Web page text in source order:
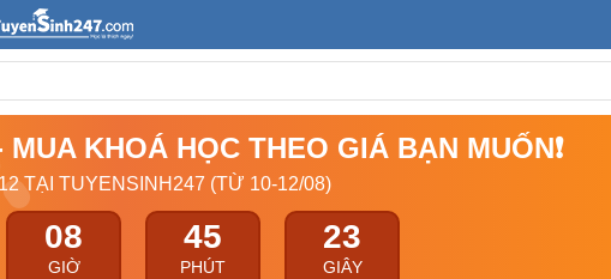
KHOÁ HỌC THEO GIÁ BẠN MUỐN❗
TẠI TUYENSINH247 (TỪ 10-12/08)
08
GIỜ
45
PHÚT
22
GIÂY